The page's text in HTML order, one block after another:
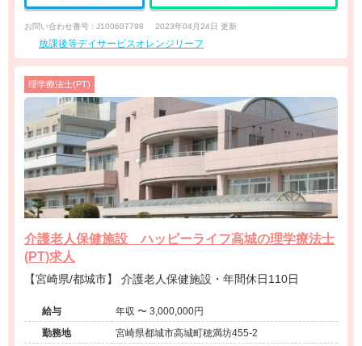
お問い合わせ番号 : J100607798 2023年04月24日 更新
放課後等デイサービスオレンジリーフ
理学療法士(PT)
介護老人保健施設 ハッピーライフ高城の理学療法士
(PT)求人
【宮崎県/都城市】 介護老人保健施設・年間休日110日
給与
年収 〜 3,000,000円
勤務地
宮崎県都城市高城町穂満坊455-2